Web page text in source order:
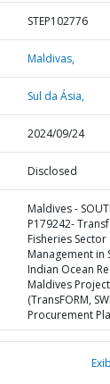
STEP102776
Maldivas,
Sul da Ásia,
2024/09/24
Disclosed
Maldives -
P179242-
Fisheries Sector
Management in
Indian Ocean
Maldives Project
(TransFORM,
Procurement